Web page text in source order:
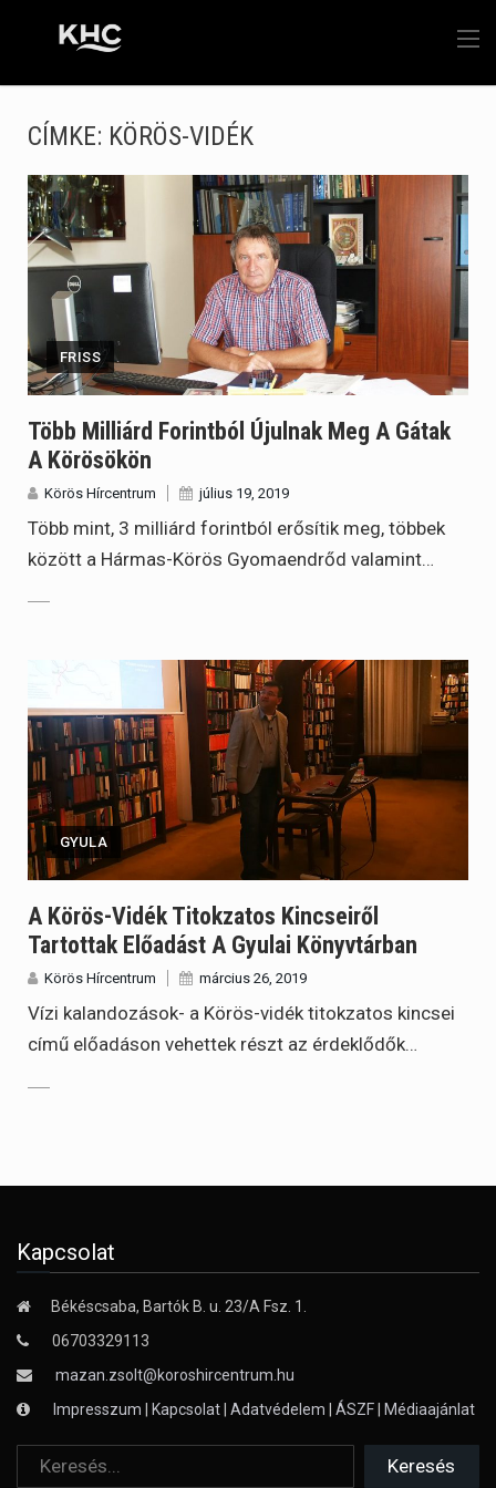
CÍMKE: KÖRÖS-VIDÉK
FRISS
Több Milliárd Forintból Újulnak Meg A Gátak
A Körösökön
Körös Hírcentrum július 19, 2019
Több mint, 3 milliárd forintból erősítik meg, többek
között a Hármas-Körös Gyomaendrőd valamint…
GYULA
A Körös-Vidék Titokzatos Kincseiről
Tartottak Előadást A Gyulai Könyvtárban
Körös Hírcentrum március 26, 2019
Vízi kalandozások- a Körös-vidék titokzatos kincsei
című előadáson vehettek részt az érdeklődők…
Kapcsolat
Békéscsaba, Bartók B. u. 23/A Fsz. 1.
06703329113
mazan.zsolt@koroshircentrum.hu
Impresszum | Kapcsolat| Adatvédelem | ÁSZF| Médiaajánlat